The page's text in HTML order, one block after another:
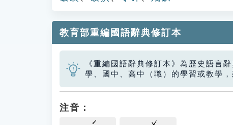
教育部重編國語辭典修訂本
《重編國語辭典修訂本》為歷史語言
學、國中、高中（職）的學習或教學
注音：